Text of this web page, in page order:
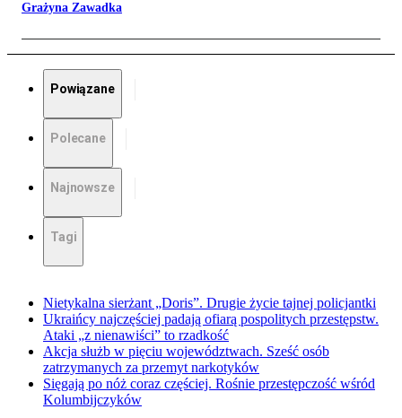
Grażyna Zawadka
Powiązane
Polecane
Najnowsze
Tagi
Nietykalna sierżant „Doris”. Drugie życie tajnej policjantki
Ukraińcy najczęściej padają ofiarą pospolitych przestępstw.
Ataki „z nienawiści” to rzadkość
Akcja służb w pięciu województwach. Sześć osób
zatrzymanych za przemyt narkotyków
Sięgają po nóż coraz częściej. Rośnie przestępczość wśród
Kolumbijczyków